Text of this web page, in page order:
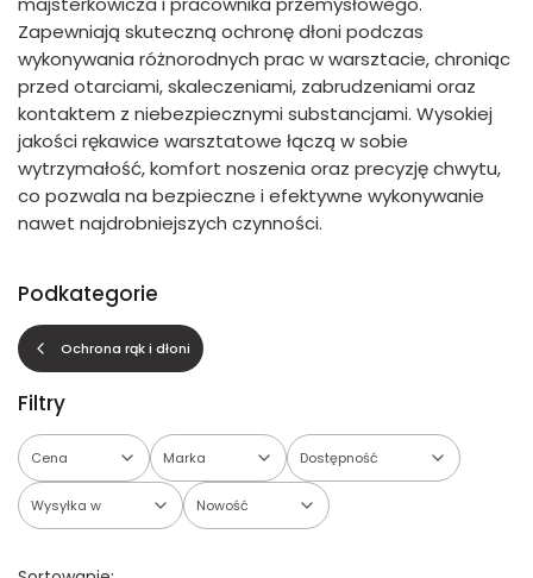
Zapewniają skuteczną ochronę dłoni podczas
wykonywania różnorodnych prac w warsztacie, chroniąc
przed otarciami, skaleczeniami, zabrudzeniami oraz
kontaktem z niebezpiecznymi substancjami. Wysokiej
jakości rękawice warsztatowe łączą w sobie
wytrzymałość, komfort noszenia oraz precyzję chwytu,
co pozwala na bezpieczne i efektywne wykonywanie
nawet najdrobniejszych czynności.
Podkategorie
Ochrona rąk i dłoni
Filtry
Cena Marka Dostępność
Wysyłka w Nowość